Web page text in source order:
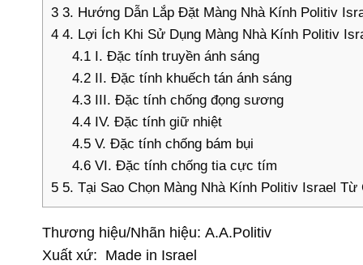
3 3. Hướng Dẫn Lắp Đặt Màng Nhà Kính Politiv
4 4. Lợi Ích Khi Sử Dụng Màng Nhà Kính Politiv
4.1I. Đặc tính truyền ánh sáng
4.2II. Đặc tính khuếch tán ánh sáng
4.3III. Đặc tính chống đọng sương
4.4IV. Đặc tính giữ nhiệt
4.5V. Đặc tính chống bám bụi
4.6VI. Đặc tính chống tia cực tím
5 5. Tại Sao Chọn Màng Nhà Kính Politiv Israel Từ
Thương hiệu/Nhãn hiệu: A.A.Politiv
Xuất xứ: Made in Israel